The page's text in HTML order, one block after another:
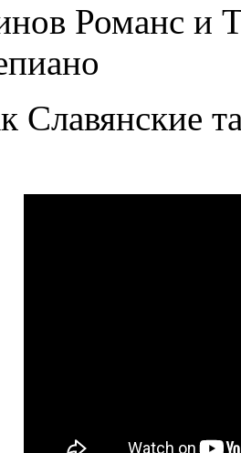
Романс и
Славянские